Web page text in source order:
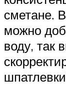
сметане.
можно
воду, так